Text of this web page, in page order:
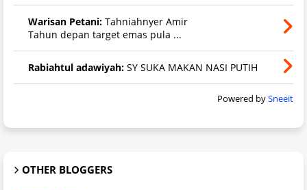
Warisan Petani: Tahniahnyer Amir
Tahun depan target emas pula ...
Rabiahtul adawiyah: SY SUKA MAKAN NASI PUTIH
Powered bySneeit
OTHER BLOGGERS